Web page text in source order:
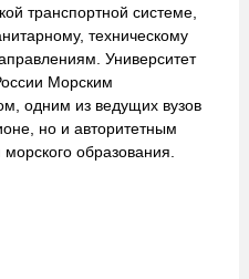
транспортной системе,
техническому
Университет
Морским
одним из ведущих вузов
но и авторитетным
образования.